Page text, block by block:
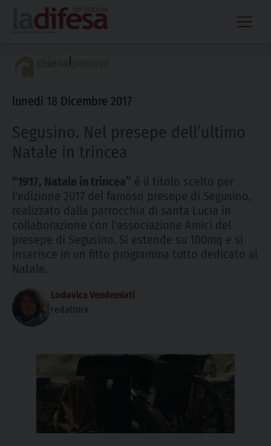
content
lunedì 18 Dicembre 2017
Segusino. Nel presepe dell’ultimo
Natale in trincea
“1917, Natale in trincea” è il titolo scelto per
l'edizione 2017 del famoso presepe di Segusino,
realizzato dalla parrocchia di santa Lucia in
collaborazione con l'associazione Amici del
presepe di Segusino. Si estende su 100mq e si
inserisce in un fitto programma tutto dedicato al
Natale.
Lodovica Vendemiati
redattore